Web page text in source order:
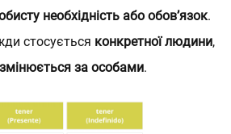
необхідність або обов’язок.
стосується конкретної людини,
за особами.